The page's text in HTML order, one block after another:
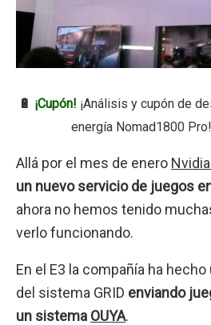
🔋 ¡Cupón! ¡Análisis y cupón de
energía Nomad1800
Allá por el mes de enero
un nuevo servicio de juegos
ahora no hemos tenido
verlo funcionando.
En el E3 la compañía ha
del sistema GRID enviando
un sistema OUYA.